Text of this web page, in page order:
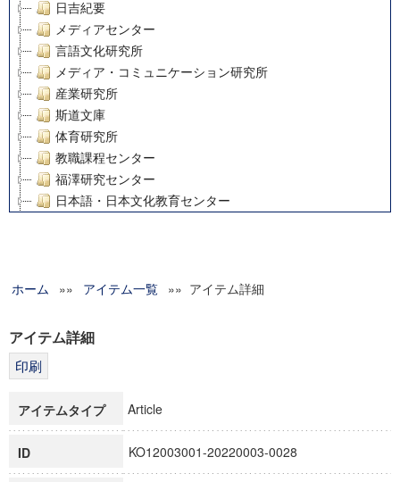
日吉紀要
メディアセンター
言語文化研究所
メディア・コミュニケーション研究所
産業研究所
斯道文庫
体育研究所
教職課程センター
福澤研究センター
日本語・日本文化教育センター
グローバルリサーチインスティテュート
科学研究費補助金研究成果報告書
博士課程教育リーディングプログラム「超成熟社会発展のサ
ホーム »» アイテム一覧 »» アイテム詳細
アイテム詳細
アイテムタイプ Article
ID KO12003001-20220003-0028